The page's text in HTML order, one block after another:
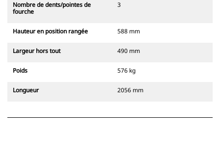
Nombre de dents/pointes de
fourche
3
Hauteur en position rangée 588 mm
Largeur hors tout 490 mm
Poids 576 kg
Longueur 2056 mm